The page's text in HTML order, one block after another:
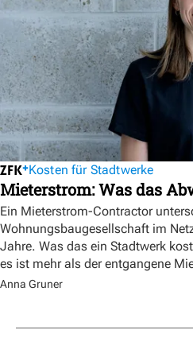
Kosten für Stadtwerke
Mieterstrom: Was das
Ein Mieterstrom-Contractor
Wohnungsbaugesellschaft im
Jahre. Was das ein Stadtwerk
es ist mehr als der entgangene
Anna Gruner